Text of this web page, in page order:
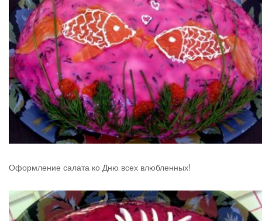
Оформление салата ко Дню всех влюбленных!